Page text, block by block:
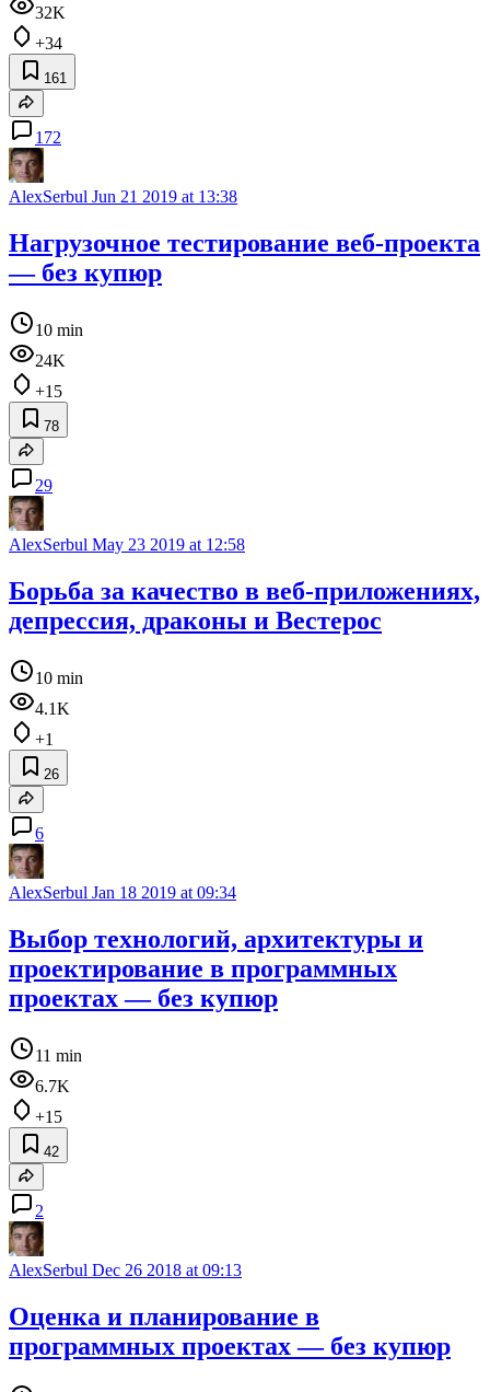
32K
+34
161
172
AlexSerbul Jun 21 2019 at 13:38
Нагрузочное тестирование веб-проекта
— без купюр
10 min
24K
+15
78
29
AlexSerbul May 23 2019 at 12:58
Борьба за качество в веб-приложениях,
депрессия, драконы и Вестерос
10 min
4.1K
+1
26
6
AlexSerbul Jan 18 2019 at 09:34
Выбор технологий, архитектуры и
проектирование в программных
проектах — без купюр
11 min
6.7K
+15
42
2
AlexSerbul Dec 26 2018 at 09:13
Оценка и планирование в
программных проектах — без купюр